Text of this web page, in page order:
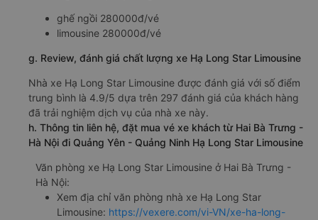
ghế ngồi 280000đ/vé
limousine 280000đ/vé
g. Review, đánh giá chất lượng xe Hạ Long Star Limousine
Nhà xe Hạ Long Star Limousine được đánh giá với số điểm
trung bình là 4.9/5 dựa trên 297 đánh giá của khách hàng
đã trải nghiệm dịch vụ của nhà xe này.
h. Thông tin liên hệ, đặt mua vé xe khách từ Hai Bà Trưng -
Hà Nội đi Quảng Yên - Quảng Ninh Hạ Long Star Limousine
Văn phòng xe Hạ Long Star Limousine ở Hai Bà Trưng -
Hà Nội:
Xem địa chỉ văn phòng nhà xe Hạ Long Star
Limousine: https://vexere.com/vi-VN/xe-ha-long-